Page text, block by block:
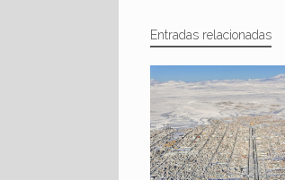
Entradas relacionadas